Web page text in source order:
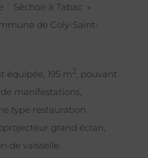
¨ Séchoir à Tabac »
de Coly-Saint-
équipée, 195 m2, pouvant
manifestations,
type restauration
grand écran,
de vaisselle.